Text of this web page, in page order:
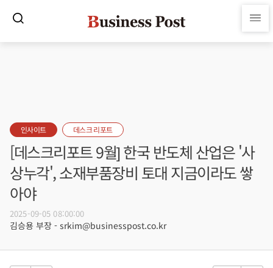
인사이트 데스크 리포트
[데스크리포트 9월] 한국 반도체 산업은 '사
상누각', 소재부품장비 토대 지금이라도 쌓
아야
2025-09-05 08:00:00
김승용 부장 - srkim@businesspost.co.kr